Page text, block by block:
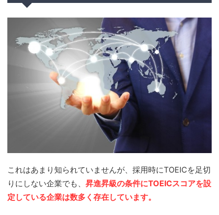
これはあまり知られていませんが、採用時にTOEICを足切
りにしない企業でも、 昇進昇級の条件にTOEICスコアを設
定している企業は数多く存在しています。